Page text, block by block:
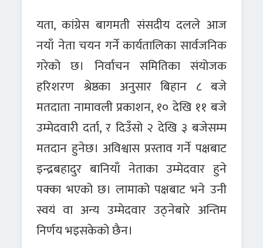
यता, कांग्रेस बागमती संसदीय दलले आज
नयाँ नेता चयन गर्ने कार्यतालिका सार्वजनिक
गरेको छ। निर्वाचन समितिका संयोजक
हरिशरण श्रेष्ठका अनुसार बिहान ८ बजे
मतदाता नामावली प्रकाशन, १० देखि ११ बजे
उम्मेदवारी दर्ता, र दिउँसो २ देखि ३ बजेसम्म
मतदान हुनेछ। अविश्वास प्रस्ताव गर्ने पक्षबाट
इन्द्रबहादुर बानियाँ नेताका उम्मेदवार हुने
पक्का भएको छ। लामाको पक्षबाट भने उनी
स्वयं वा अन्य उम्मेदवार उठ्नेबारे अन्तिम
निर्णय भइसकेको छैन।